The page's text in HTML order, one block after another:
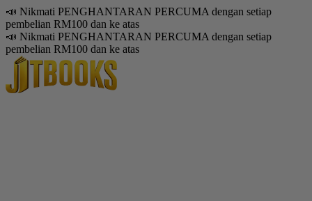
📣 Nikmati PENGHANTARAN PERCUMA dengan setiap
pembelian RM100 dan ke atas
📣 Nikmati PENGHANTARAN PERCUMA dengan setiap
pembelian RM100 dan ke atas